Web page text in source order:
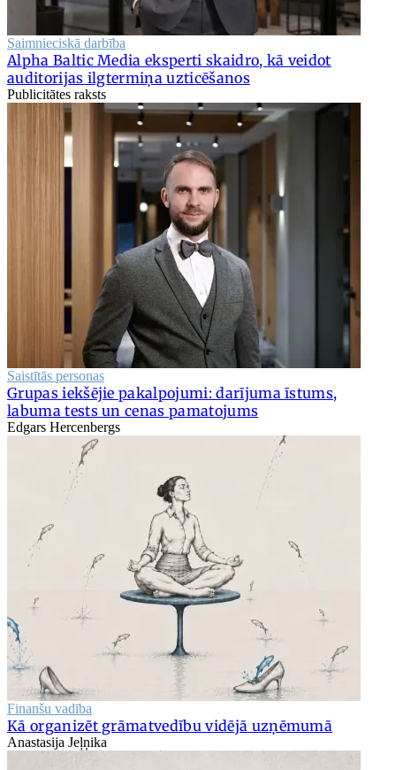
Saimnieciskā darbība
Alpha Baltic Media eksperti skaidro, kā veidot
auditorijas ilgtermiņa uzticēšanos
Publicitātes raksts
Saistītās personas
Grupas iekšējie pakalpojumi: darījuma īstums,
labuma tests un cenas pamatojums
Edgars Hercenbergs
Finanšu vadība
Kā organizēt grāmatvedību vidējā uzņēmumā
Anastasija Jeļņika